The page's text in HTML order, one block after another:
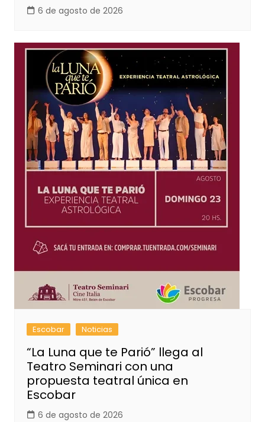
6 de agosto de 2026
Escobar Noticias
“La Luna que te Parió” llega al
Teatro Seminari con una
propuesta teatral única en
Escobar
6 de agosto de 2026